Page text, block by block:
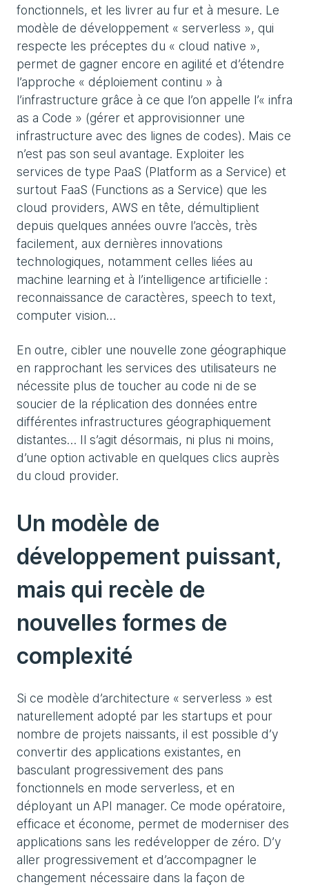
fonctionnels, et les livrer au fur et à mesure. Le
modèle de développement « serverless », qui
respecte les préceptes du « cloud native »,
permet de gagner encore en agilité et d’étendre
l’approche « déploiement continu » à
l’infrastructure grâce à ce que l’on appelle l’« infra
as a Code » (gérer et approvisionner une
infrastructure avec des lignes de codes). Mais ce
n’est pas son seul avantage. Exploiter les
services de type PaaS (Platform as a Service) et
surtout FaaS (Functions as a Service) que les
cloud providers, AWS en tête, démultiplient
depuis quelques années ouvre l’accès, très
facilement, aux dernières innovations
technologiques, notamment celles liées au
machine learning et à l’intelligence artificielle :
reconnaissance de caractères, speech to text,
computer vision…
En outre, cibler une nouvelle zone géographique
en rapprochant les services des utilisateurs ne
nécessite plus de toucher au code ni de se
soucier de la réplication des données entre
différentes infrastructures géographiquement
distantes… Il s’agit désormais, ni plus ni moins,
d’une option activable en quelques clics auprès
du cloud provider.
Un modèle de
développement puissant,
mais qui recèle de
nouvelles formes de
complexité
Si ce modèle d’architecture « serverless » est
naturellement adopté par les startups et pour
nombre de projets naissants, il est possible d’y
convertir des applications existantes, en
basculant progressivement des pans
fonctionnels en mode serverless, et en
déployant un API manager. Ce mode opératoire,
efficace et économe, permet de moderniser des
applications sans les redévelopper de zéro. D’y
aller progressivement et d’accompagner le
changement nécessaire dans la façon de